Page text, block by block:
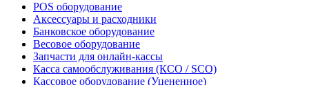
POS оборудование
Аксессуары и расходники
Банковское оборудование
Весовое оборудование
Запчасти для онлайн-кассы
Касса самообслуживания (КСО / SCO)
Кассовое оборудование (Уцененное)